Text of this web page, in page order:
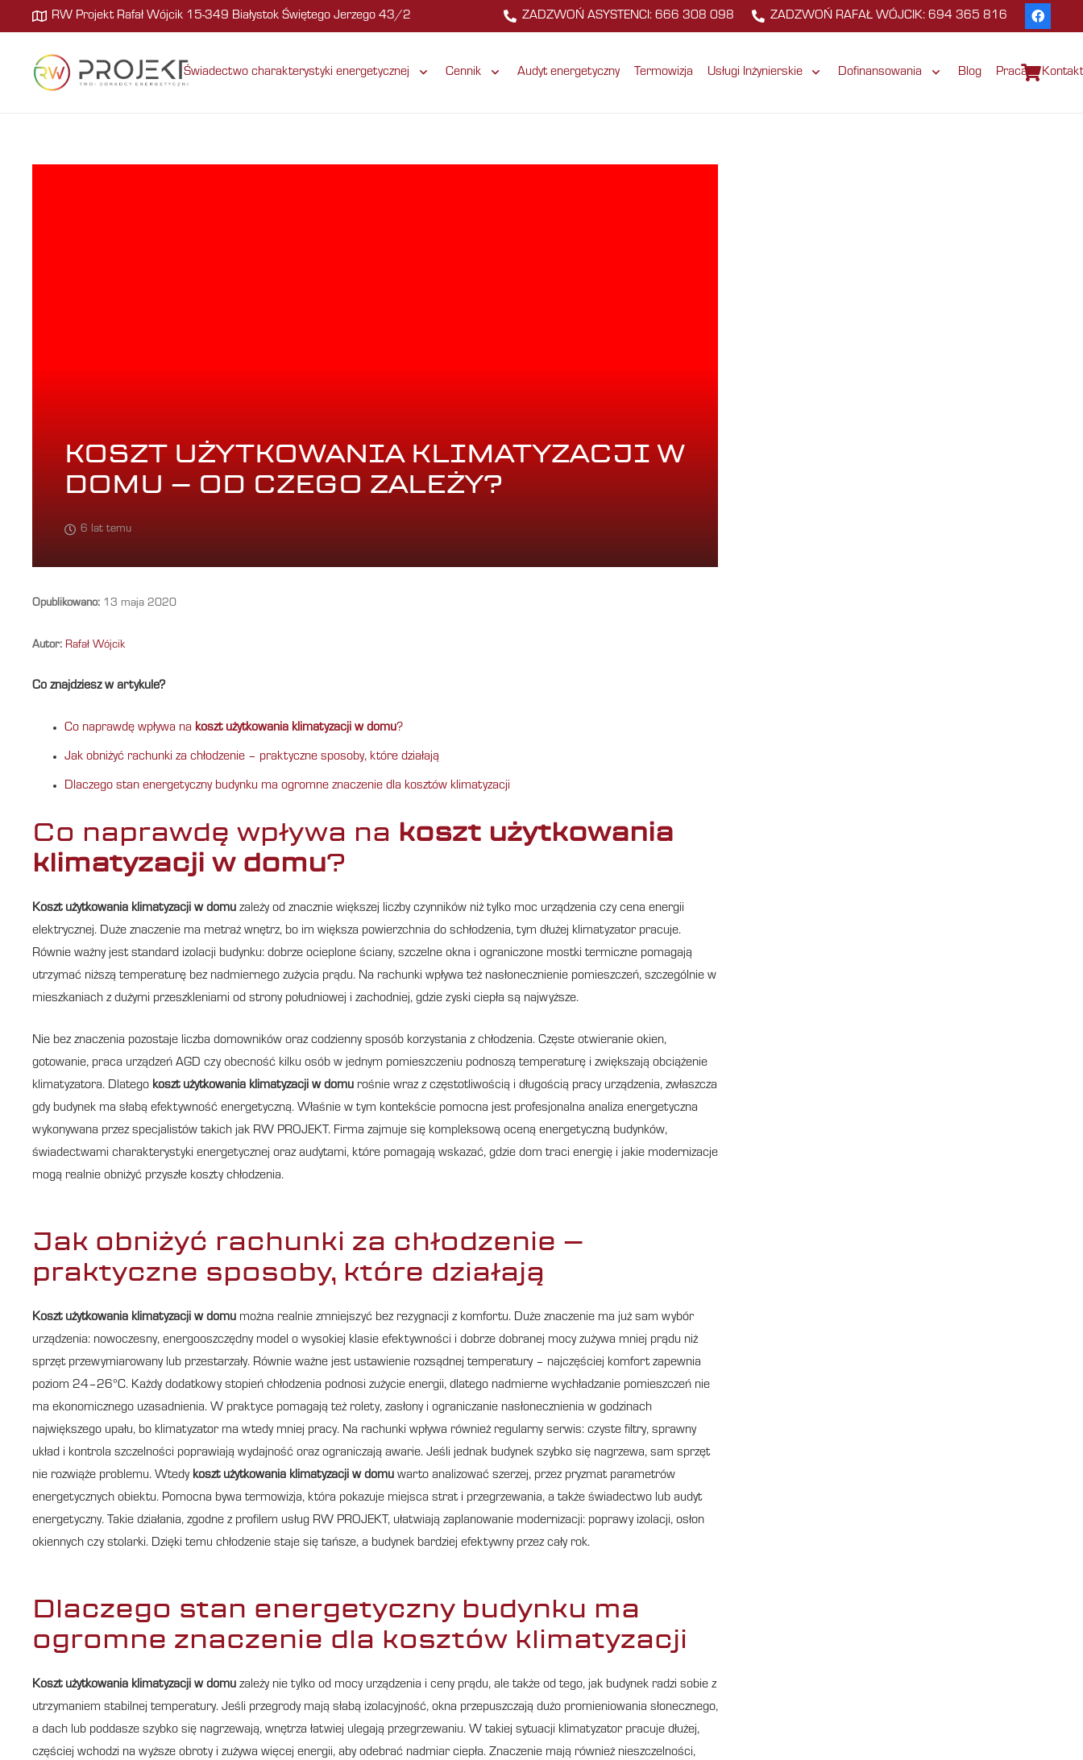
RW Projekt Rafał Wójcik 15-349 Białystok Świętego Jerzego 43/2 ZADZWOŃ ASYSTENCI: 666 308 098 ZADZWOŃ RAFAŁ WÓJCIK: 694 365 816
Świadectwo charakterystyki energetycznej Cennik Audyt energetyczny Termowizja Usługi Inżynierskie Dofinansowania Blog Praca Kontakt
KOSZT UŻYTKOWANIA KLIMATYZACJI W
DOMU – OD CZEGO ZALEŻY?
6 lat temu
Opublikowano: 13 maja 2020
Autor: Rafał Wójcik
Co znajdziesz w artykule?
Co naprawdę wpływa na koszt użytkowania klimatyzacji w domu?
Jak obniżyć rachunki za chłodzenie – praktyczne sposoby, które działają
Dlaczego stan energetyczny budynku ma ogromne znaczenie dla kosztów klimatyzacji
Co naprawdę wpływa na koszt użytkowania
klimatyzacji w domu?
Koszt użytkowania klimatyzacji w domu zależy od znacznie większej liczby czynników niż tylko moc urządzenia czy cena energii
elektrycznej. Duże znaczenie ma metraż wnętrz, bo im większa powierzchnia do schłodzenia, tym dłużej klimatyzator pracuje.
Równie ważny jest standard izolacji budynku: dobrze ocieplone ściany, szczelne okna i ograniczone mostki termiczne pomagają
utrzymać niższą temperaturę bez nadmiernego zużycia prądu. Na rachunki wpływa też nasłonecznienie pomieszczeń, szczególnie w
mieszkaniach z dużymi przeszkleniami od strony południowej i zachodniej, gdzie zyski ciepła są najwyższe.
Nie bez znaczenia pozostaje liczba domowników oraz codzienny sposób korzystania z chłodzenia. Częste otwieranie okien,
gotowanie, praca urządzeń AGD czy obecność kilku osób w jednym pomieszczeniu podnoszą temperaturę i zwiększają obciążenie
klimatyzatora. Dlatego koszt użytkowania klimatyzacji w domu rośnie wraz z częstotliwością i długością pracy urządzenia, zwłaszcza
gdy budynek ma słabą efektywność energetyczną. Właśnie w tym kontekście pomocna jest profesjonalna analiza energetyczna
wykonywana przez specjalistów takich jak RW PROJEKT. Firma zajmuje się kompleksową oceną energetyczną budynków,
świadectwami charakterystyki energetycznej oraz audytami, które pomagają wskazać, gdzie dom traci energię i jakie modernizacje
mogą realnie obniżyć przyszłe koszty chłodzenia.
Jak obniżyć rachunki za chłodzenie –
praktyczne sposoby, które działają
Koszt użytkowania klimatyzacji w domu można realnie zmniejszyć bez rezygnacji z komfortu. Duże znaczenie ma już sam wybór
urządzenia: nowoczesny, energooszczędny model o wysokiej klasie efektywności i dobrze dobranej mocy zużywa mniej prądu niż
sprzęt przewymiarowany lub przestarzały. Równie ważne jest ustawienie rozsądnej temperatury – najczęściej komfort zapewnia
poziom 24–26°C. Każdy dodatkowy stopień chłodzenia podnosi zużycie energii, dlatego nadmierne wychładzanie pomieszczeń nie
ma ekonomicznego uzasadnienia. W praktyce pomagają też rolety, zasłony i ograniczanie nasłonecznienia w godzinach
największego upału, bo klimatyzator ma wtedy mniej pracy. Na rachunki wpływa również regularny serwis: czyste filtry, sprawny
układ i kontrola szczelności poprawiają wydajność oraz ograniczają awarie. Jeśli jednak budynek szybko się nagrzewa, sam sprzęt
nie rozwiąże problemu. Wtedy koszt użytkowania klimatyzacji w domu warto analizować szerzej, przez pryzmat parametrów
energetycznych obiektu. Pomocna bywa termowizja, która pokazuje miejsca strat i przegrzewania, a także świadectwo lub audyt
energetyczny. Takie działania, zgodne z profilem usług RW PROJEKT, ułatwiają zaplanowanie modernizacji: poprawy izolacji, osłon
okiennych czy stolarki. Dzięki temu chłodzenie staje się tańsze, a budynek bardziej efektywny przez cały rok.
Dlaczego stan energetyczny budynku ma
ogromne znaczenie dla kosztów klimatyzacji
Koszt użytkowania klimatyzacji w domu zależy nie tylko od mocy urządzenia i ceny prądu, ale także od tego, jak budynek radzi sobie z
utrzymaniem stabilnej temperatury. Jeśli przegrody mają słabą izolacyjność, okna przepuszczają dużo promieniowania słonecznego,
a dach lub poddasze szybko się nagrzewają, wnętrza łatwiej ulegają przegrzewaniu. W takiej sytuacji klimatyzator pracuje dłużej,
częściej wchodzi na wyższe obroty i zużywa więcej energii, aby odebrać nadmiar ciepła. Znaczenie mają również nieszczelności,